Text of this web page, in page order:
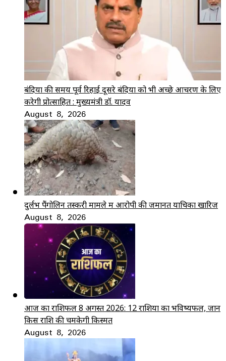
बंदियों की समय पूर्व रिहाई दूसरे बंदियों को भी अच्छे आचरण के लिए
करेगी प्रोत्साहित : मुख्यमंत्री डॉ. यादव
August 8, 2026
दुर्लभ पैंगोलिन तस्करी मामले में आरोपी की जमानत याचिका खारिज
August 8, 2026
आज का राशिफल 8 अगस्त 2026: 12 राशियों का भविष्यफल, जानें
किस राशि की चमकेगी किस्मत
August 8, 2026